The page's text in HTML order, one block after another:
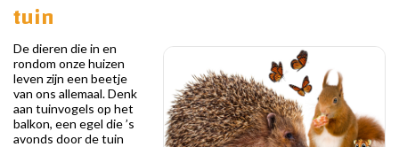
tuin
De dieren die in en
rondom onze huizen
leven zijn een beetje
van ons allemaal. Denk
aan tuinvogels op het
balkon, een egel die ’s
avonds door de tuin